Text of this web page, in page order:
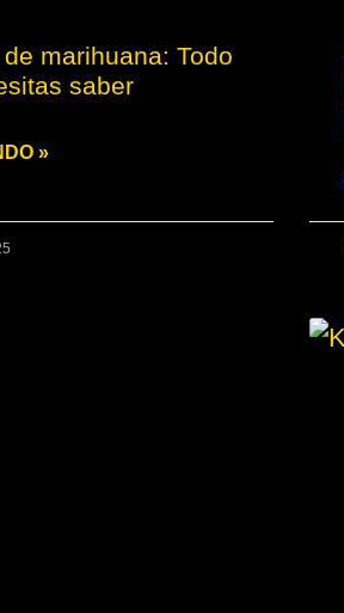
marihuana: Todo
saber
»